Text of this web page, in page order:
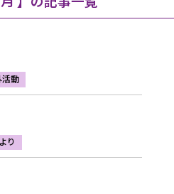
動
り